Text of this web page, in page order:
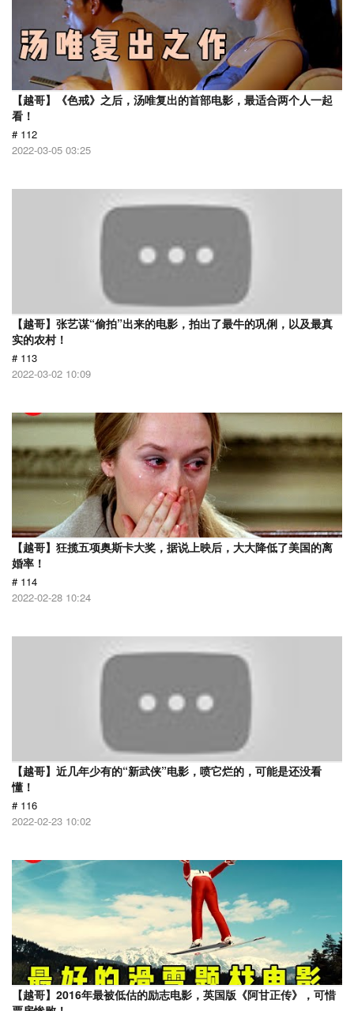
【越哥】《色戒》之后，汤唯复出的首部电影，最适合两个人一起
看！
# 112
2022-03-05 03:25
【越哥】张艺谋“偷拍”出来的电影，拍出了最牛的巩俐，以及最真
实的农村！
# 113
2022-03-02 10:09
【越哥】狂揽五项奥斯卡大奖，据说上映后，大大降低了美国的离
婚率！
# 114
2022-02-28 10:24
【越哥】近几年少有的“新武侠”电影，喷它烂的，可能是还没看
懂！
# 116
2022-02-23 10:02
【越哥】2016年最被低估的励志电影，英国版《阿甘正传》，可惜